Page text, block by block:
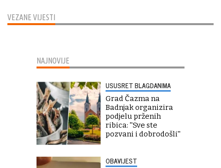
VEZANE VIJESTI
NAJNOVIJE
USUSRET BLAGDANIMA
Grad Čazma na
Badnjak organizira
podjelu prženih
ribica: ''Sve ste
pozvani i dobrodošli''
OBAVIJEST